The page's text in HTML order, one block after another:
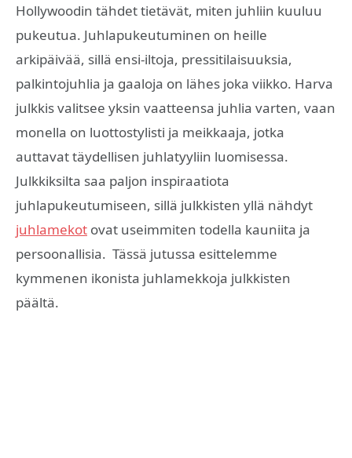
Hollywoodin tähdet tietävät, miten juhliin kuuluu
pukeutua. Juhlapukeutuminen on heille
arkipäivää, sillä ensi-iltoja, pressitilaisuuksia,
palkintojuhlia ja gaaloja on lähes joka viikko. Harva
julkkis valitsee yksin vaatteensa juhlia varten, vaan
monella on luottostylisti ja meikkaaja, jotka
auttavat täydellisen juhlatyyliin luomisessa.
Julkkiksilta saa paljon inspiraatiota
juhlapukeutumiseen, sillä julkkisten yllä nähdyt
juhlamekot ovat useimmiten todella kauniita ja
persoonallisia. Tässä jutussa esittelemme
kymmenen ikonista juhlamekkoja julkkisten
päältä.